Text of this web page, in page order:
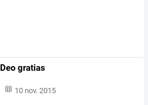
Deo gratias
10 nov. 2015